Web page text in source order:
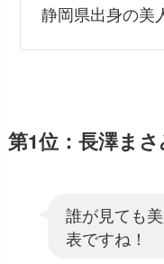
静岡県出身の美
第1位：長澤まさ
誰が見ても
表ですね！